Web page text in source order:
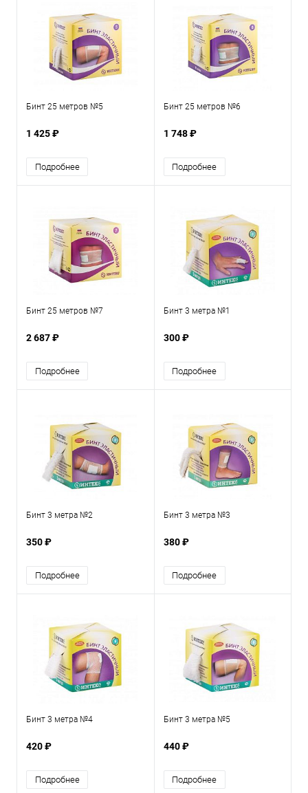
Бинт 25 метров №5
1 425 ₽
Подробнее
Бинт 25 метров №6
1 748 ₽
Подробнее
Бинт 25 метров №7
2 687 ₽
Подробнее
Бинт 3 метра №1
300 ₽
Подробнее
Бинт 3 метра №2
350 ₽
Подробнее
Бинт 3 метра №3
380 ₽
Подробнее
Бинт 3 метра №4
420 ₽
Подробнее
Бинт 3 метра №5
440 ₽
Подробнее